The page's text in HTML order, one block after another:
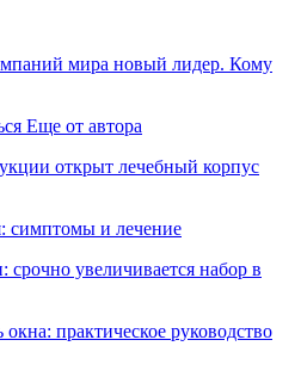
мира новый лидер. Кому
Еще от автора
открыт лечебный корпус
симптомы и лечение
увеличивается набор в
практическое руководство